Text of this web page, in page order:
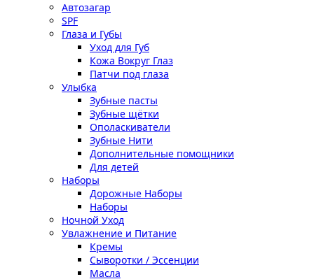
Автозагар
SPF
Глаза и Губы
Уход для Губ
Кожа Вокруг Глаз
Патчи под глаза
Улыбка
Зубные пасты
Зубные щётки
Ополаскиватели
Зубные Нити
Дополнительные помощники
Для детей
Наборы
Дорожные Наборы
Наборы
Ночной Уход
Увлажнение и Питание
Кремы
Сыворотки / Эссенции
Масла